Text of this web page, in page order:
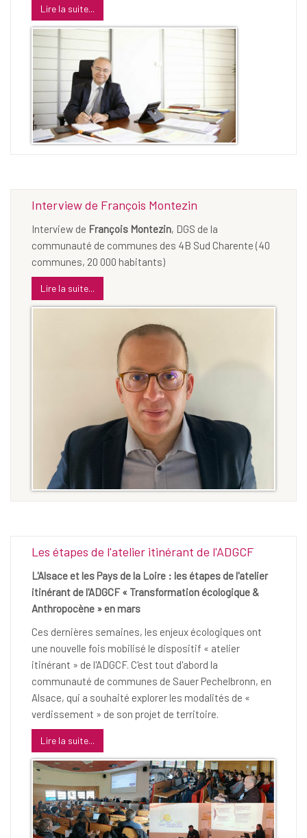
Lire la suite...
Interview de François Montezin
Interview de François Montezin, DGS de la
communauté de communes des 4B Sud Charente (40
communes, 20 000 habitants)
Lire la suite...
Les étapes de l'atelier itinérant de l'ADGCF
L'Alsace et les Pays de la Loire : les étapes de l'atelier
itinérant de l'ADGCF « Transformation écologique &
Anthropocène » en mars
Ces dernières semaines, les enjeux écologiques ont
une nouvelle fois mobilisé le dispositif « atelier
itinérant » de l'ADGCF. C'est tout d'abord la
communauté de communes de Sauer Pechelbronn, en
Alsace, qui a souhaité explorer les modalités de «
verdissement » de son projet de territoire.
Lire la suite...